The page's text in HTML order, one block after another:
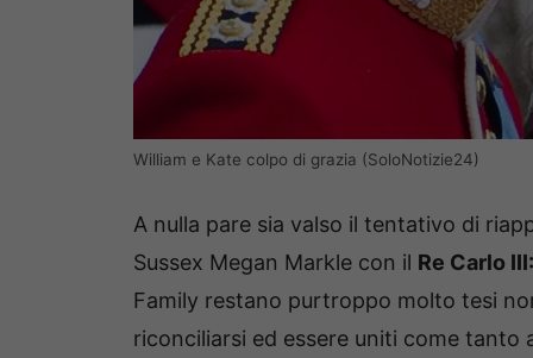
William e Kate colpo di grazia (SoloNotizie24)
A nulla pare sia valso il tentativo di
Sussex Megan Markle con il Re Carlo III:
Family restano purtroppo molto tesi
riconciliarsi ed essere uniti come